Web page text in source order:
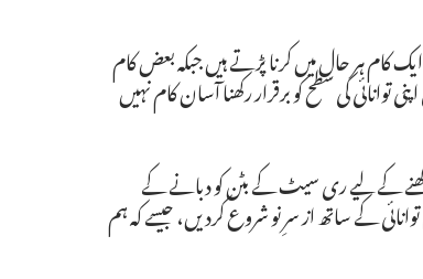
کام ہر حال میں کرنا پڑتے ہیں جبکہ بعض کام
کی سطح کو برقرار رکھنا آسان کام نہیں
کے لیے ری سیٹ کے بٹن کو دبانے کے
کے ساتھ از سرِ نو شروع کردیں، جیسے کہ ہم